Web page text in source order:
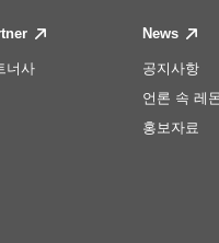
너사
News
공지사항
언론 속 레
홍보자료